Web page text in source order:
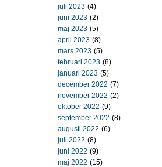
juli 2023 (4)
juni 2023 (2)
maj 2023 (5)
april 2023 (8)
mars 2023 (5)
februari 2023 (8)
januari 2023 (5)
december 2022 (7)
november 2022 (2)
oktober 2022 (9)
september 2022 (8)
augusti 2022 (6)
juli 2022 (8)
juni 2022 (9)
maj 2022 (15)